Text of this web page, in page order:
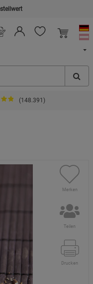
(148.391)
Merken
Teilen
Drucken